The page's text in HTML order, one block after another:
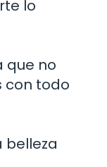
lo
que no
con todo
belleza